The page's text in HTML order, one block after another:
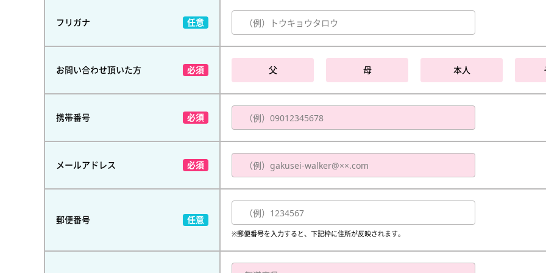
フリガナ
お問い合わせ頂いた方 父 母 本人
携帯番号
メールアドレス
郵便番号
※郵便番号を入力すると、下記枠に住所が反映されます。